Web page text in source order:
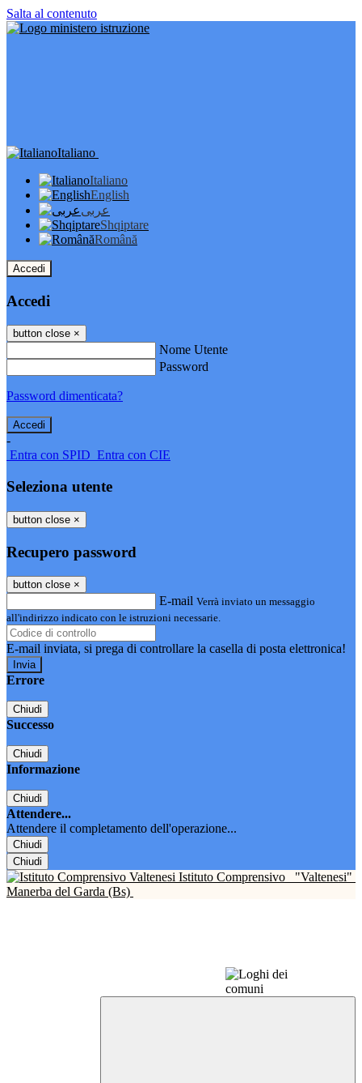
Salta al contenuto
Italiano
Italiano
English
عربى
Shqiptare
Română
Accedi
Accedi
button close ×
Nome Utente
Password
Password dimenticata?
-
Entra con SPID Entra con CIE
Seleziona utente
button close ×
Recupero password
button close ×
E-mail Verrà inviato un messaggio
all'indirizzo indicato con le istruzioni necessarie.
E-mail inviata, si prega di controllare la casella di posta elettronica!
Errore
Chiudi
Successo
Chiudi
Informazione
Chiudi
Attendere...
Attendere il completamento dell'operazione...
Chiudi
Chiudi
Istituto Comprensivo
"Valtenesi"
Manerba del Garda (Bs)